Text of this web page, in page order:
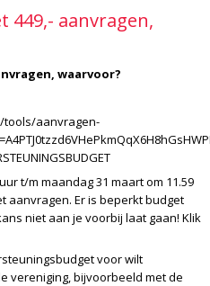
449,- aanvragen,
waarvoor?
tools/aanvragen-
t/m maandag 31 maart om 11.59
aanvragen. Er is beperkt budget
niet aan je voorbij laat gaan! Klik
voor wilt
vereniging, bijvoorbeeld met de